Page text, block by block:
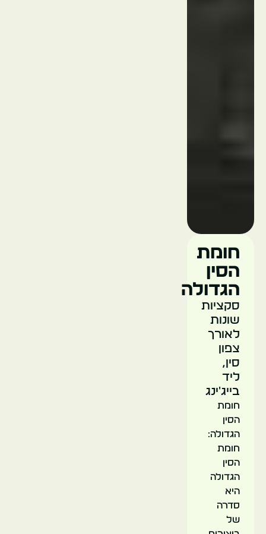
חומת
הסין
הגדולה
סקציות
שונות
לאורך
צפון
סין,
ליד
בייג'ינג
חומת
הסין
הגדולה:
חומת
הסין
הגדולה
היא
סדרה
של